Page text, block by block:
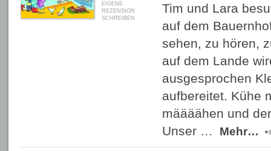
EIGENE
REZENSION
SCHREIBEN
Tim und Lara
auf dem
sehen, zu hören,
auf dem Lande
ausgesprochen
aufbereitet. Kühe
määäähen und
Unser …
Mehr…